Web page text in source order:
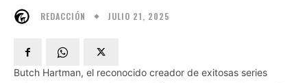
REDACCIÓN JULIO 21, 2025
Butch Hartman, el reconocido creador de exitosas series